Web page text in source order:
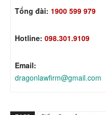
Tổng đài: 1900 599 979
Hotline: 098.301.9109
Email:
dragonlawfirm@gmail.com